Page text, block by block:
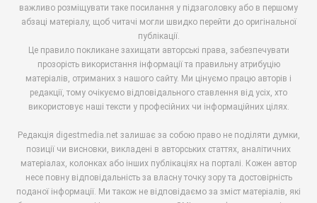
важливо розміщувати таке посилання у підзаголовку або в першому
абзаці матеріалу, щоб читачі могли швидко перейти до оригінальної
публікації.
Це правило покликане захищати авторські права, забезпечувати
прозорість використання інформації та правильну атрибуцію
матеріалів, отриманих з нашого сайту. Ми цінуємо працю авторів і
редакції, тому очікуємо відповідального ставлення від усіх, хто
використовує наші тексти у професійних чи інформаційних цілях.
Редакція digestmedia.net залишає за собою право не поділяти думки,
позиції чи висновки, викладені в авторських статтях, аналітичних
матеріалах, колонках або інших публікаціях на порталі. Кожен автор
несе повну відповідальність за власну точку зору та достовірність
поданої інформації. Ми також не відповідаємо за зміст матеріалів, які